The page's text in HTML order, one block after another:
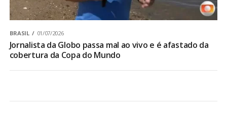
BRASIL 01/07/2026
Jornalista da Globo passa mal ao vivo e é afastado da
cobertura da Copa do Mundo